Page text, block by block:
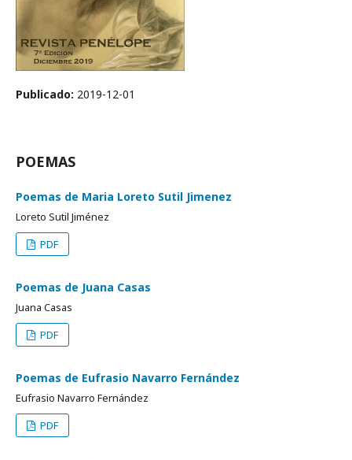
Publicado: 2019-12-01
POEMAS
Poemas de Maria Loreto Sutil Jimenez
Loreto Sutil Jiménez
PDF
Poemas de Juana Casas
Juana Casas
PDF
Poemas de Eufrasio Navarro Fernández
Eufrasio Navarro Fernández
PDF